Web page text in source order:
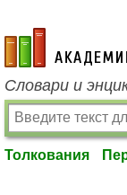
academic.ru
Словари и
Толкования